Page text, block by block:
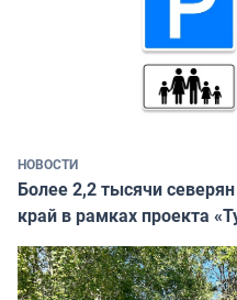
НОВОСТИ
Более 2,2 тысячи
край в рамках проекта